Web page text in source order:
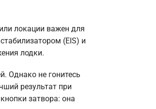
локации важен для
(EIS) и
лодки.
Однако не гонитесь
результат при
затвора: она